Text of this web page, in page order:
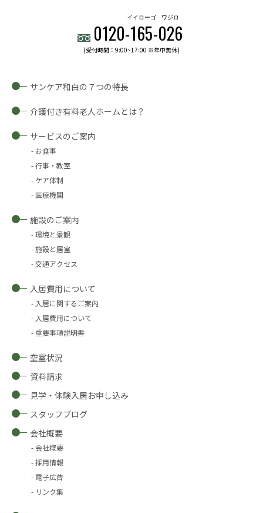
0120-165
イイローゴ
-026
ワジロ
(受付時間：9:00~17:00 ※年中無休)
サンケア和白の７つの特長
介護付き有料老人ホームとは？
サービスのご案内
お食事
行事・教室
ケア体制
医療機関
施設のご案内
環境と景観
施設と居室
交通アクセス
入居費用について
入居に関するご案内
入居費用について
重要事項説明書
空室状況
資料請求
見学・体験入居お申し込み
スタッフブログ
会社概要
会社概要
採用情報
電子広告
リンク集